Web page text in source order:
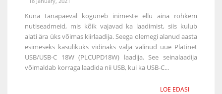
Kuna tänapäeval koguneb inimeste ellu aina rohkem
nutiseadmeid, mis kõik vajavad ka laadimist, siis kulub
alati ära üks võimas kiirlaadija. Seega olemegi alanud aasta
esimeseks kasulikuks vidinaks välja valinud uue Platinet
USB/USB-C 18W (PLCUPD18W) laadija. See seinalaadija
võimaldab korraga laadida nii USB, kui ka USB-C...
LOE EDASI